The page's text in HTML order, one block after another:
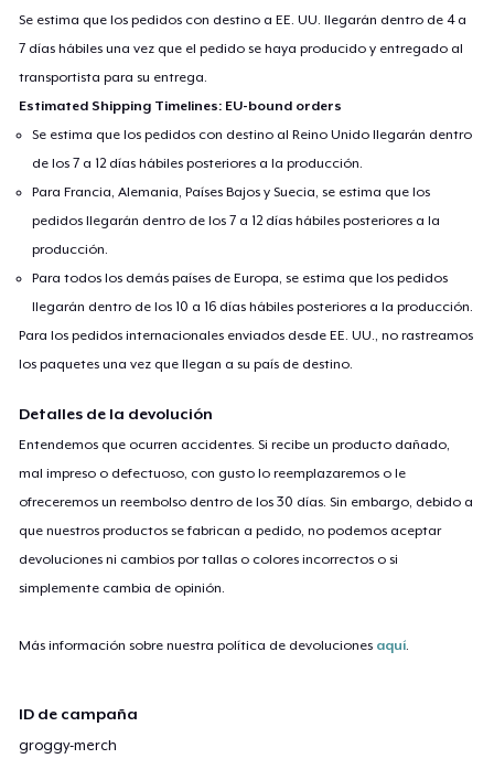
Se estima que los pedidos con destino a EE. UU. llegarán dentro de 4 a
7 días hábiles una vez que el pedido se haya producido y entregado al
transportista para su entrega.
Estimated Shipping Timelines: EU-bound orders
Se estima que los pedidos con destino al Reino Unido llegarán dentro
de los 7 a 12 días hábiles posteriores a la producción.
Para Francia, Alemania, Países Bajos y Suecia, se estima que los
pedidos llegarán dentro de los 7 a 12 días hábiles posteriores a la
producción.
Para todos los demás países de Europa, se estima que los pedidos
llegarán dentro de los 10 a 16 días hábiles posteriores a la producción.
Para los pedidos internacionales enviados desde EE. UU., no rastreamos
los paquetes una vez que llegan a su país de destino.
Detalles de la devolución
Entendemos que ocurren accidentes. Si recibe un producto dañado,
mal impreso o defectuoso, con gusto lo reemplazaremos o le
ofreceremos un reembolso dentro de los 30 días. Sin embargo, debido a
que nuestros productos se fabrican a pedido, no podemos aceptar
devoluciones ni cambios por tallas o colores incorrectos o si
simplemente cambia de opinión.
Más información sobre nuestra política de devoluciones aquí
ID de campaña
groggy-merch